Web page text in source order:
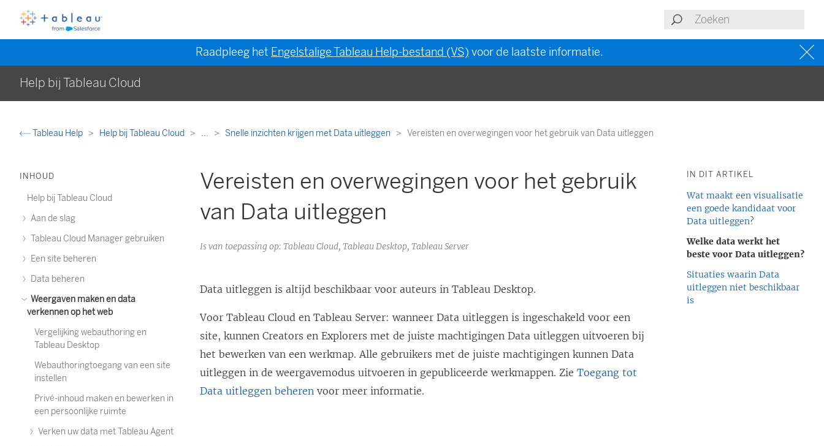
Raadpleeg het Engelstalige Tableau Help-bestand (VS) voor de laatste informatie.
Help bij Tableau Cloud
Tableau Help Help bij Tableau Cloud ... Snelle inzichten krijgen met Data uitleggen Vereisten en overwegingen voor het gebruik van Data uitleggen
INHOUD
Help bij Tableau Cloud
Aan de slag
Tableau Cloud Manager gebruiken
Een site beheren
Data beheren
Weergaven maken en data
verkennen op het web
Vergelijking webauthoring en
Tableau Desktop
Webauthoringtoegang van een site
instellen
Privé-inhoud maken en bewerken in
een persoonlijke ruimte
Verken uw data met Tableau Agent
Vereisten en overwegingen voor het gebruik
van Data uitleggen
Is van toepassing op: Tableau Cloud, Tableau Desktop, Tableau Server
Data uitleggen is altijd beschikbaar voor auteurs in Tableau Desktop.
Voor Tableau Cloud en Tableau Server: wanneer Data uitleggen is ingeschakeld voor een
site, kunnen Creators en Explorers met de juiste machtigingen Data uitleggen uitvoeren bij
het bewerken van een werkmap. Alle gebruikers met de juiste machtigingen kunnen Data
uitleggen in de weergavemodus uitvoeren in gepubliceerde werkmappen. ZieToegang tot
Data uitleggen beheren voor meer informatie.
IN DIT ARTIKEL
Wat maakt een visualisatie
een goede kandidaat voor
Data uitleggen?
Welke data werkt het
beste voor Data uitleggen?
Situaties waarin Data
uitleggen niet beschikbaar
is